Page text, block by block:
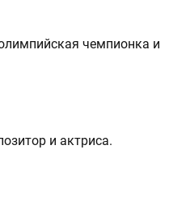
чемпионка и
и актриса.